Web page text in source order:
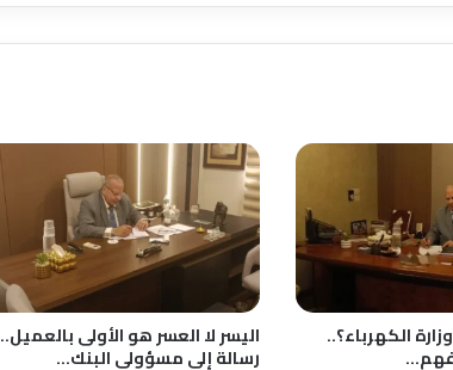
الكهرباء؟.. اليسر لا العسر هو الأولى بالعميل..
رسالة إلى مسؤولي البنك…